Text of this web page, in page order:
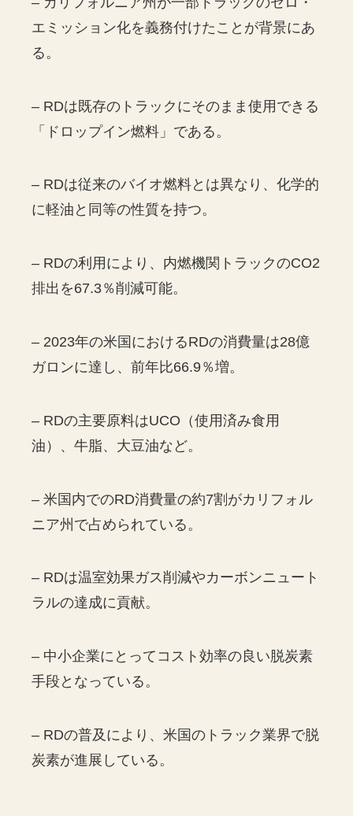
エミッション化を義務付けたことが背景にあ
る。
– RDは既存のトラックにそのまま使用できる
「ドロップイン燃料」である。
– RDは従来のバイオ燃料とは異なり、化学的
に軽油と同等の性質を持つ。
– RDの利用により、内燃機関トラックのCO2
排出を67.3％削減可能。
– 2023年の米国におけるRDの消費量は28億
ガロンに達し、前年比66.9％増。
– RDの主要原料はUCO（使用済み食用
油）、牛脂、大豆油など。
– 米国内でのRD消費量の約7割がカリフォル
ニア州で占められている。
– RDは温室効果ガス削減やカーボンニュート
ラルの達成に貢献。
– 中小企業にとってコスト効率の良い脱炭素
手段となっている。
– RDの普及により、米国のトラック業界で脱
炭素が進展している。